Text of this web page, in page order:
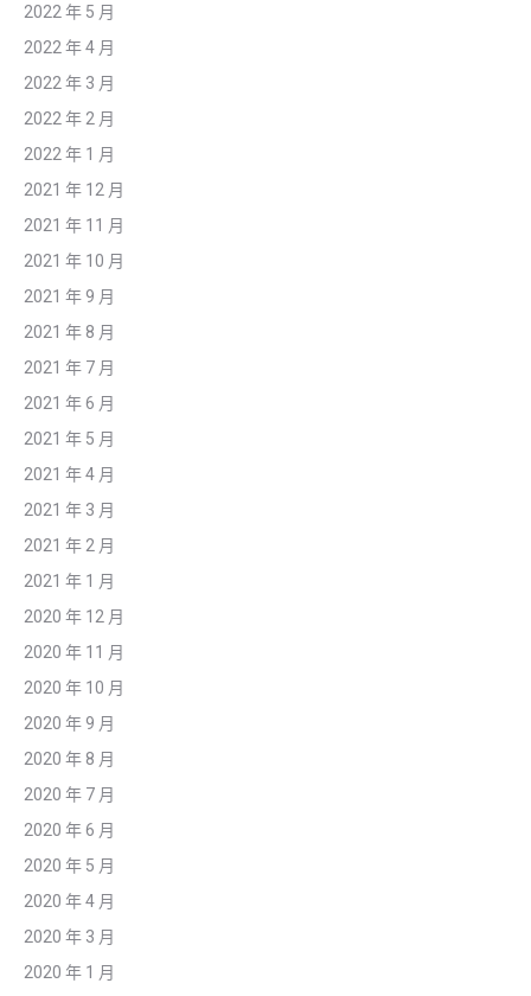
2022 年 5 月
2022 年 4 月
2022 年 3 月
2022 年 2 月
2022 年 1 月
2021 年 12 月
2021 年 11 月
2021 年 10 月
2021 年 9 月
2021 年 8 月
2021 年 7 月
2021 年 6 月
2021 年 5 月
2021 年 4 月
2021 年 3 月
2021 年 2 月
2021 年 1 月
2020 年 12 月
2020 年 11 月
2020 年 10 月
2020 年 9 月
2020 年 8 月
2020 年 7 月
2020 年 6 月
2020 年 5 月
2020 年 4 月
2020 年 3 月
2020 年 1 月